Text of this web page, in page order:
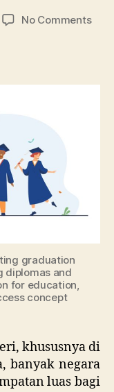
No Commentson
graduation
diplomas and
for education,
concept
khususnya di
banyak negara
luas bagi